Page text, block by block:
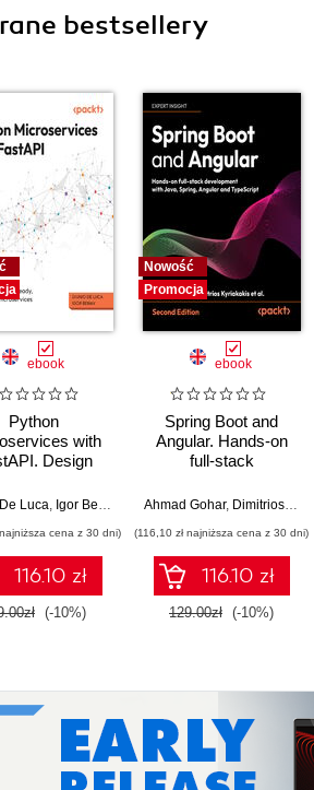
bestsellery
ebook
Python
with
Design
enabled
Python
Luca, Igor Benav
cena z 30 dni)
116.10 zł
(-10%)
Nowość
Promocja
ebook
Spring Boot and
Angular. Hands-on
full-stack
Java, Spring, Angular
Second Edition
Ahmad Gohar, Dimitrios Kyriakakis
(116,10 zł najniższa cena z 30 dni)
116.10 zł
129.00zł (-10%)